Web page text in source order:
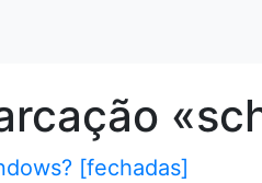
[fechadas]